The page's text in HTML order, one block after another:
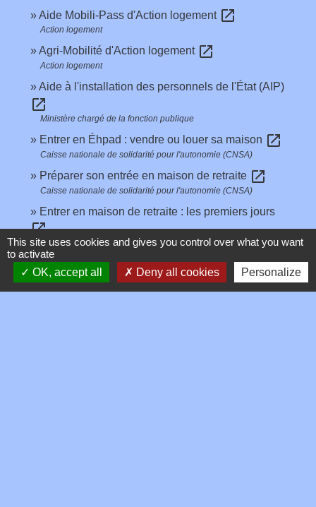
Aide Mobili-Pass d'Action logement open_in_new
Action logement
Agri-Mobilité d'Action logement open_in_new
Action logement
Aide à l'installation des personnels de l'État (AIP)
open_in_new
Ministère chargé de la fonction publique
Entrer en Éhpad : vendre ou louer sa maison open_in_new
Caisse nationale de solidarité pour l'autonomie (CNSA)
Préparer son entrée en maison de retraite open_in_new
Caisse nationale de solidarité pour l'autonomie (CNSA)
Entrer en maison de retraite : les premiers jours
open_in_new
Caisse nationale de solidarité pour l'autonomie (CNSA)
Identification des carnivores domestiques (I-Cad) :
mettre à jour ses coordonnéesopen_in_new
This site uses cookies and gives you control over what you want
to activate
OK, accept all
Deny all cookies Personalize